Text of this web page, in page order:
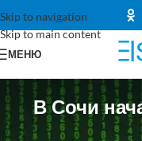
Skip to navigation
Skip to main content
МЕНЮ
В Сочи